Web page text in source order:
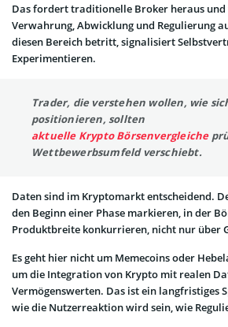
Das fordert traditionelle Broker heraus
Verwahrung, Abwicklung und Regulierung
diesen Bereich betritt, signalisiert
Experimentieren.
Trader, die verstehen wollen, wie
positionieren, sollten
aktuelle Krypto Börsenvergleiche
Wettbewerbsumfeld verschiebt.
Daten sind im Kryptomarkt entscheidend.
den Beginn einer Phase markieren, in der
Produktbreite konkurrieren, nicht nur über
Es geht hier nicht um Memecoins oder
um die Integration von Krypto mit realen
Vermögenswerten. Das ist ein langfristiges
wie die Nutzerreaktion wird sein, wie